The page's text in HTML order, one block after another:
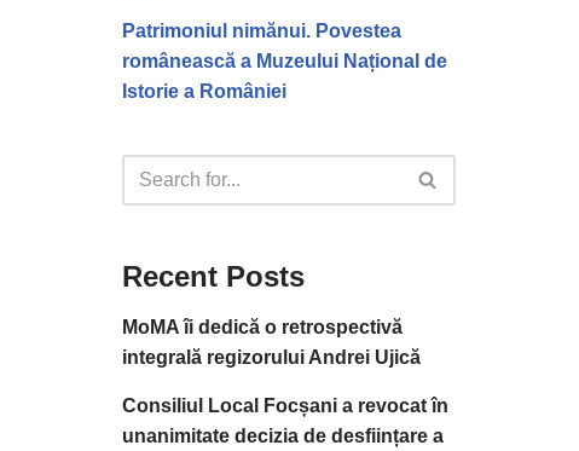
Patrimoniul nimănui. Povestea
românească a Muzeului Național de
Istorie a României
Recent Posts
MoMA îi dedică o retrospectivă
integrală regizorului Andrei Ujică
Consiliul Local Focșani a revocat în
unanimitate decizia de desființare a